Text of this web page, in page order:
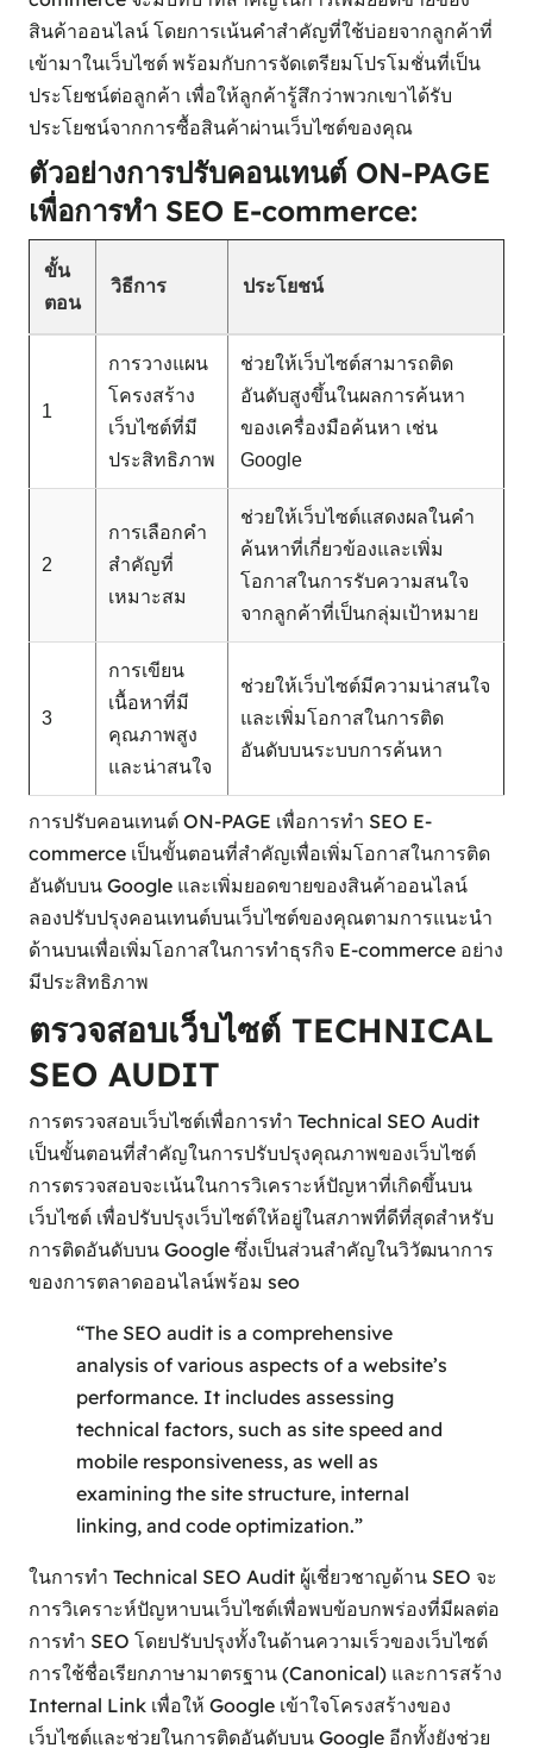
สินค้าออนไลน์ โดยการเน้นคำสำคัญที่ใช้บ่อยจากลูกค้าที่
เข้ามาในเว็บไซต์ พร้อมกับการจัดเตรียมโปรโมชั่นที่เป็น
ประโยชน์ต่อลูกค้า เพื่อให้ลูกค้ารู้สึกว่าพวกเขาได้รับ
ประโยชน์จากการซื้อสินค้าผ่านเว็บไซต์ของคุณ
ตัวอย่างการปรับคอนเทนต์ ON-PAGE
เพื่อการทำ SEO E-commerce:
ขั้น
ตอน
วิธีการ ประโยชน์
1
การวางแผน
โครงสร้าง
เว็บไซต์ที่มี
ประสิทธิภาพ
ช่วยให้เว็บไซต์สามารถติด
อันดับสูงขึ้นในผลการค้นหา
ของเครื่องมือค้นหา เช่น
Google
2
การเลือกคำ
สำคัญที่
เหมาะสม
ช่วยให้เว็บไซต์แสดงผลในคำ
ค้นหาที่เกี่ยวข้องและเพิ่ม
โอกาสในการรับความสนใจ
จากลูกค้าที่เป็นกลุ่มเป้าหมาย
3
การเขียน
เนื้อหาที่มี
คุณภาพสูง
และน่าสนใจ
ช่วยให้เว็บไซต์มีความน่าสนใจ
และเพิ่มโอกาสในการติด
อันดับบนระบบการค้นหา
การปรับคอนเทนต์ ON-PAGE เพื่อการทำ SEO E-
commerce เป็นขั้นตอนที่สำคัญเพื่อเพิ่มโอกาสในการติด
อันดับบน Google และเพิ่มยอดขายของสินค้าออนไลน์
ลองปรับปรุงคอนเทนต์บนเว็บไซต์ของคุณตามการแนะนำ
ด้านบนเพื่อเพิ่มโอกาสในการทำธุรกิจ E-commerce อย่าง
มีประสิทธิภาพ
ตรวจสอบเว็บไซต์ TECHNICAL
SEO AUDIT
การตรวจสอบเว็บไซต์เพื่อการทำ Technical SEO Audit
เป็นขั้นตอนที่สำคัญในการปรับปรุงคุณภาพของเว็บไซต์
การตรวจสอบจะเน้นในการวิเคราะห์ปัญหาที่เกิดขึ้นบน
เว็บไซต์ เพื่อปรับปรุงเว็บไซต์ให้อยู่ในสภาพที่ดีที่สุดสำหรับ
การติดอันดับบน Google ซึ่งเป็นส่วนสำคัญในวิวัฒนาการ
ของการตลาดออนไลน์พร้อม seo
“The SEO audit is a comprehensive
analysis of various aspects of a website’s
performance. It includes assessing
technical factors, such as site speed and
mobile responsiveness, as well as
examining the site structure, internal
linking, and code optimization.”
ในการทำ Technical SEO Audit ผู้เชี่ยวชาญด้าน SEO จะ
การวิเคราะห์ปัญหาบนเว็บไซต์เพื่อพบข้อบกพร่องที่มีผลต่อ
การทำ SEO โดยปรับปรุงทั้งในด้านความเร็วของเว็บไซต์
การใช้ชื่อเรียกภาษามาตรฐาน (Canonical) และการสร้าง
Internal Link เพื่อให้ Google เข้าใจโครงสร้างของ
เว็บไซต์และช่วยในการติดอันดับบน Google อีกทั้งยังช่วย